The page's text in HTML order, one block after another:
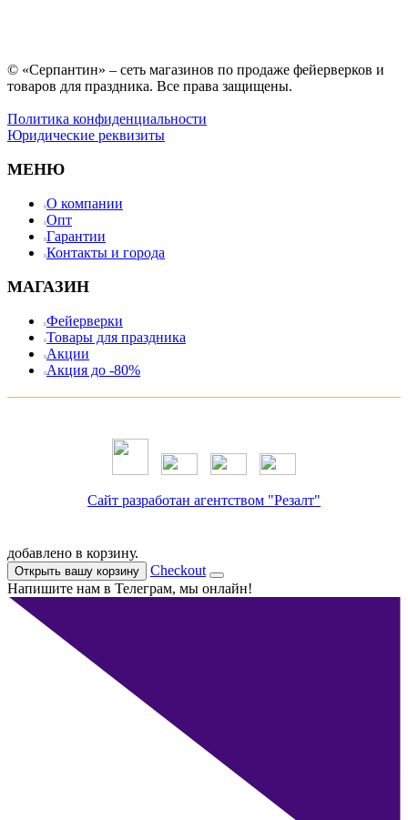
© «Серпантин» – сеть магазинов по продаже фейерверков и
товаров для праздника. Все права защищены.
Политика конфиденциальности
Юридические реквизиты
МЕНЮ
О компании
Опт
Гарантии
Контакты и города
МАГАЗИН
Фейерверки
Товары для праздника
Акции
Акция до -80%
Сайт разработан агентством "Резалт"
добавлено в корзину.
Открыть вашу корзину
Checkout
Напишите нам в Телеграм, мы онлайн!